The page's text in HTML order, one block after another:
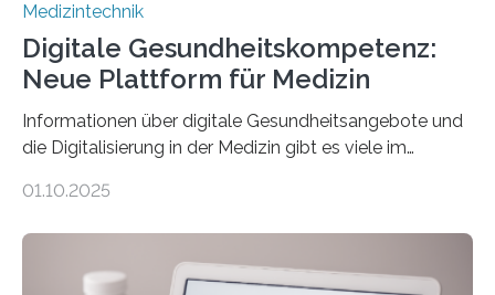
Medizintechnik
Digitale Gesundheitskompetenz:
Neue Plattform für Medizin
Informationen über digitale Gesundheitsangebote und
die Digitalisierung in der Medizin gibt es viele im
seriösen und wissenschaftlich abgesicherten Inhalten?
Forscherinnen der Technischen Universität Dresden
01.10.2025